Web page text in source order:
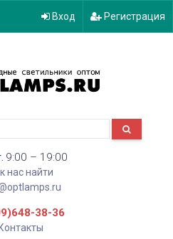
Вход Регистрация
9:00 – 19:00
нас найти
38-36